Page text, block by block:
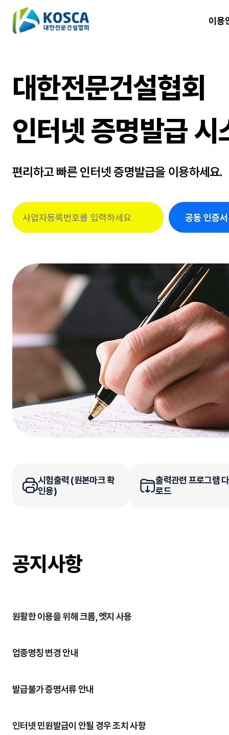
이용
대한전문건설협회
인터넷 증명발급 시
편리하고 빠른 인터넷 증명발급을 이용하세요.
공동 인증
시험출력 (원본마크 확
인용)
출력관련 프로그램
로드
공지사항
원활한 이용을 위해크롬, 엣지 사용
업종명칭 변경 안내
발급불가 증명서류 안내
인터넷 민원발급이 안될 경우 조치 사항